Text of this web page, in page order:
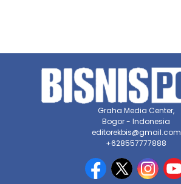
Graha Media Center,
Bogor - Indonesia
editorekbis@gmail.com
+628557777888